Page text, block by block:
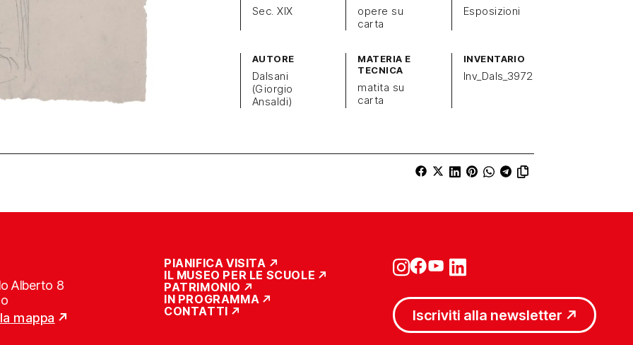
Sec. XIX
opere su
carta
Esposizioni
AUTORE
Dalsani
(Giorgio
Ansaldi)
MATERIA E
TECNICA
matita su
carta
INVENTARIO
Inv_Dals_3972
Alberto 8
mappa
PIANIFICA VISITA
IL MUSEO PER LE SCUOLE
PATRIMONIO
IN PROGRAMMA
CONTATTI
Iscriviti alla newsletter